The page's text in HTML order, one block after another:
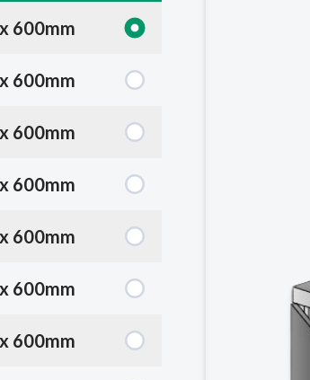
600mm
600mm
600mm
600mm
600mm
600mm
600mm